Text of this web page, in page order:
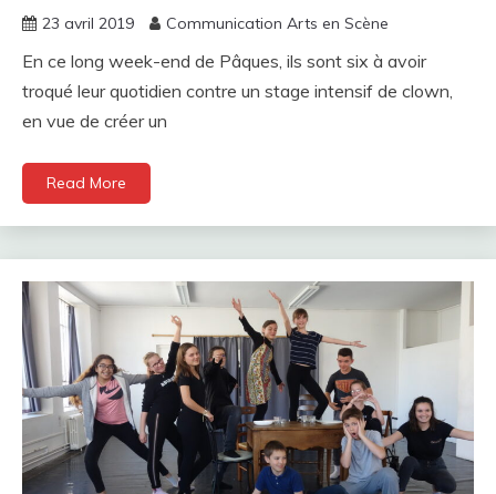
23 avril 2019 Communication Arts en Scène
En ce long week-end de Pâques, ils sont six à avoir
troqué leur quotidien contre un stage intensif de clown,
en vue de créer un
Read More